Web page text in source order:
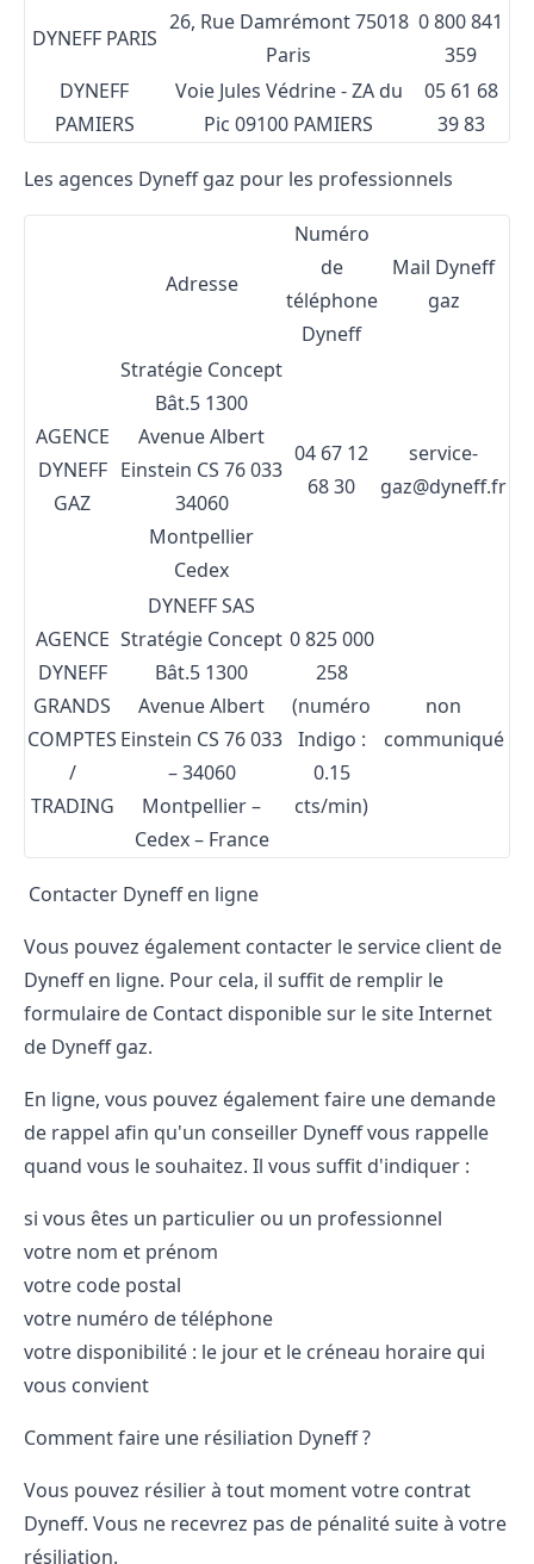
DYNEFF PARIS
26, Rue Damrémont 75018
Paris
0 800 841
359
DYNEFF
PAMIERS
Voie Jules Védrine - ZA du
Pic 09100 PAMIERS
05 61 68
39 83
Les agences Dyneff gaz pour les professionnels
Adresse
Numéro
de
téléphone
Dyneff
Mail Dyneff
gaz
AGENCE
DYNEFF
GAZ
Stratégie Concept
Bât.5 1300
Avenue Albert
Einstein CS 76 033
34060
Montpellier
Cedex
04 67 12
68 30
service-
gaz@dyneff.fr
AGENCE
DYNEFF
GRANDS
COMPTES
/
TRADING
DYNEFF SAS
Stratégie Concept
Bât.5 1300
Avenue Albert
Einstein CS 76 033
– 34060
Montpellier –
Cedex – France
0 825 000
258
(numéro
Indigo :
0.15
cts/min)
non
communiqué
Contacter Dyneff en ligne
Vous pouvez également contacter le service client de
Dyneff en ligne. Pour cela, il suffit de remplir le
formulaire de Contact disponible sur le site Internet
de Dyneff gaz.
En ligne, vous pouvez également faire une demande
de rappel afin qu'un conseiller Dyneff vous rappelle
quand vous le souhaitez. Il vous suffit d'indiquer :
si vous êtes un particulier ou un professionnel
votre nom et prénom
votre code postal
votre numéro de téléphone
votre disponibilité : le jour et le créneau horaire qui
vous convient
Comment faire une résiliation Dyneff ?
Vous pouvez résilier à tout moment votre contrat
Dyneff. Vous ne recevrez pas de pénalité suite à votre
résiliation.